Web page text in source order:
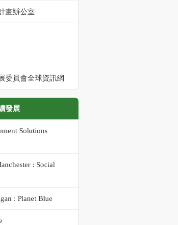
畫辦公室
委員會全球資訊網
發展
Solutions
: Social
: Planet Blue